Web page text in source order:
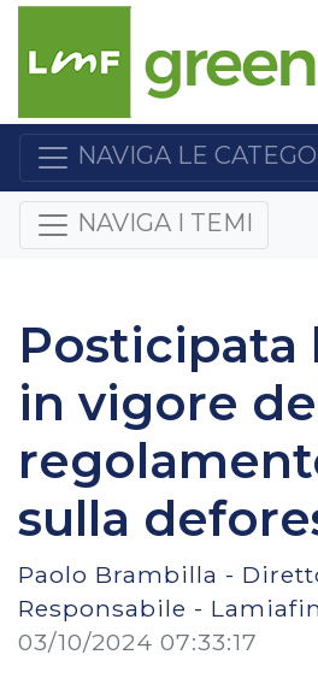
NAVIGA LE
NAVIGA I TEMI
Posticipata
in vigore
sulla
Paolo Brambilla -
Responsabile -
03/10/2024 07:33:17